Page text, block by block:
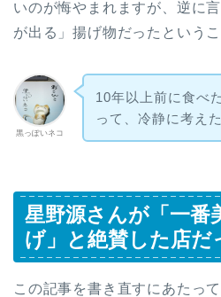
いのが悔やまれますが、逆に
が出る」揚げ物だったというこ
黒っぽいネコ
10年以上前に食べ
って、冷静に考え
星野源さんが「一番
げ」と絶賛した店だ
この記事を書き直すにあたっ